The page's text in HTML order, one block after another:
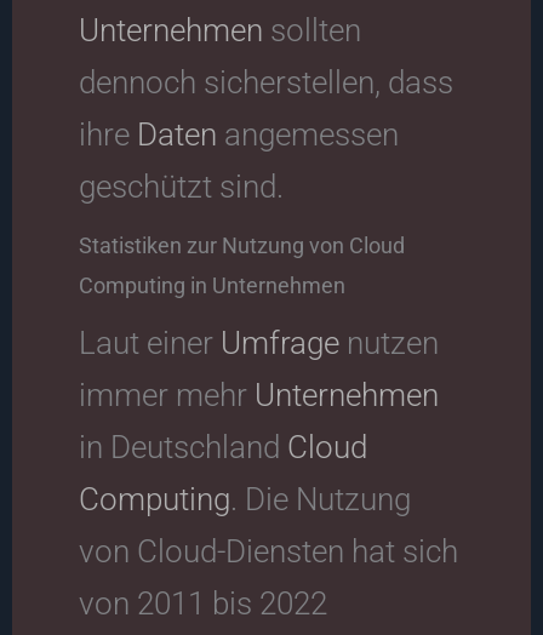
Unternehmen sollten
dennoch sicherstellen, dass
ihre Daten angemessen
geschützt sind.
Statistiken zur Nutzung von Cloud
Computing in Unternehmen
Laut einer Umfragenutzen
immer mehr Unternehmen
in Deutschland Cloud
Computing. Die Nutzung
von Cloud-Diensten hat sich
von 2011 bis 2022